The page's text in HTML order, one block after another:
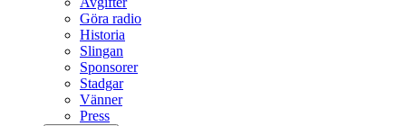
Göra radio
Historia
Slingan
Sponsorer
Stadgar
Vänner
Press